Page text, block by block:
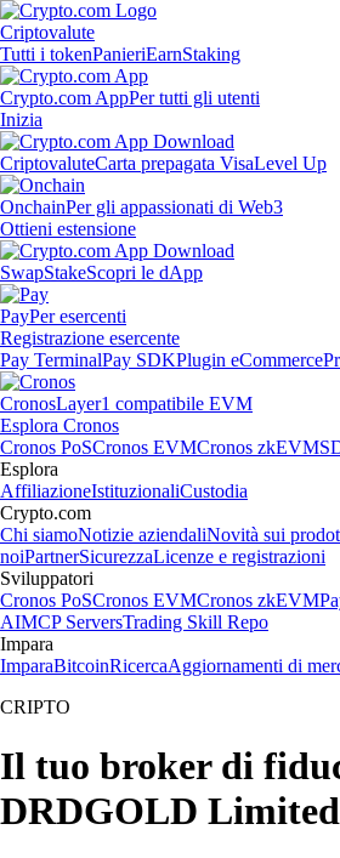
Criptovalute
Tutti i tokenPanieriEarnStaking
Crypto.com AppPer tutti gli utenti
Inizia
CriptovaluteCarta prepagata VisaLevel Up
OnchainPer gli appassionati di Web3
Ottieni estensione
SwapStakeScopri le dApp
PayPer esercenti
Registrazione esercente
Pay TerminalPay SDKPlugin eCommerce
CronosLayer1 compatibile EVM
Esplora Cronos
Cronos PoSCronos EVMCronos zkEVM
Esplora
AffiliazioneIstituzionaliCustodia
Crypto.com
Chi siamoNotizie aziendaliNovità sui
noiPartnerSicurezzaLicenze e registrazioni
Sviluppatori
Cronos PoSCronos EVMCronos zkEVM
AIMCP ServersTrading Skill Repo
Impara
ImparaBitcoinRicercaAggiornamenti di
CRIPTO
Il tuo broker di
DRDGOLD Limited